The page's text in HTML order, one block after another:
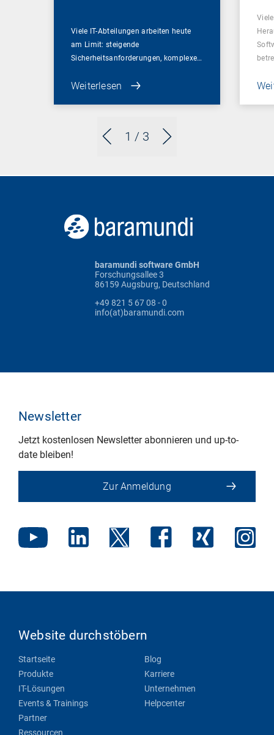
1 / 3
Viele IT-Abteilungen arbeiten heute
am Limit: steigende
Sicherheitsanforderungen, komplexe…
Weiterlesen
baramundi software GmbH
Forschungsallee 3
86159 Augsburg, Deutschland
+49 821 5 67 08 - 0
info(at)baramundi.com
Newsletter
Jetzt kostenlosen Newsletter abonnieren und up-to-
date bleiben!
Zur Anmeldung
Website durchstöbern
Startseite
Produkte
IT-Lösungen
Events & Trainings
Partner
Ressourcen
Blog
Karriere
Unternehmen
Helpcenter